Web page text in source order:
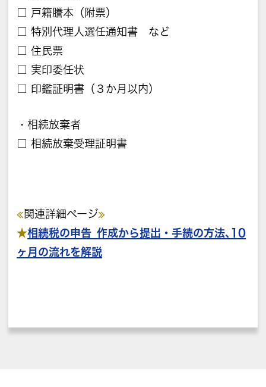
□ 戸籍謄本（附票）
□ 特別代理人選任通知書 など
□ 住民票
□ 実印委任状
□ 印鑑証明書（３か月以内）
・相続放棄者
□ 相続放棄受理証明書
≪ 関連詳細ページ≫
★相続税の申告_作成から提出・手続の方法､10
ヶ月の流れを解説